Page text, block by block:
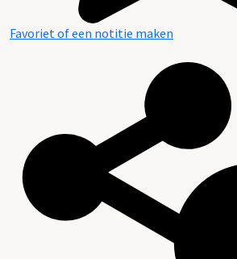
Favoriet of een notitie maken